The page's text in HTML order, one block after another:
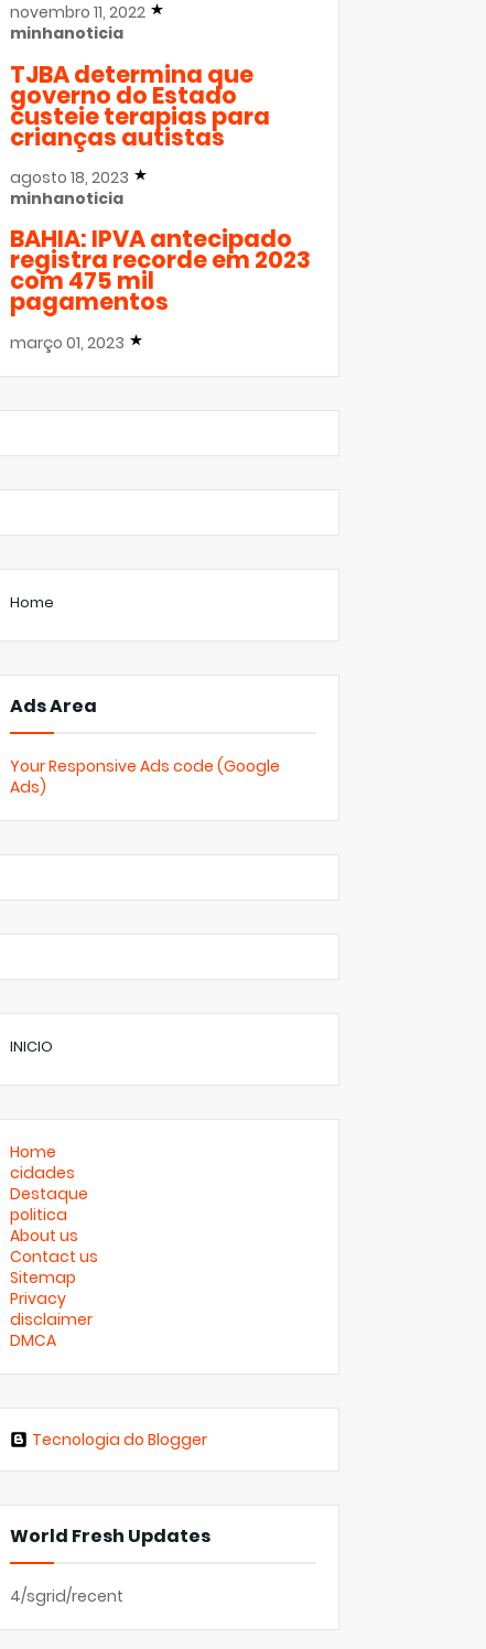
novembro 11, 2022
minhanoticia
TJBA determina que
governo do Estado
custeie terapias para
crianças autistas
agosto 18, 2023
minhanoticia
BAHIA: IPVA antecipado
registra recorde em 2023
com 475 mil
pagamentos
março 01, 2023
Home
Ads Area
Your Responsive Ads code (Google
Ads)
INICIO
Home
cidades
Destaque
politica
About us
Contact us
Sitemap
Privacy
disclaimer
DMCA
Tecnologia do Blogger
World Fresh Updates
4/sgrid/recent